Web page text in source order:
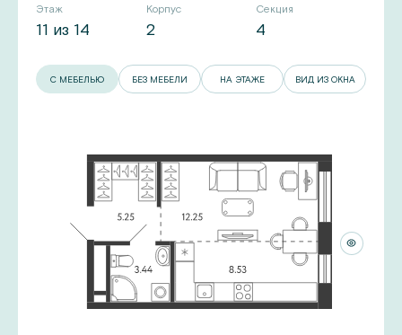
Этаж
11 из 14
Корпус
2
Секция
4
С МЕБЕЛЬЮ БЕЗ МЕБЕЛИ НА ЭТАЖЕ ВИД ИЗ ОКНА